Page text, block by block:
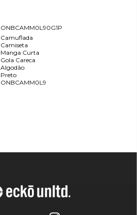
ONBCAMM0L90G1P
Camuflada
Camiseta
Manga Curta
Gola Careca
Algodão
Preto
ONBCAMM0L9